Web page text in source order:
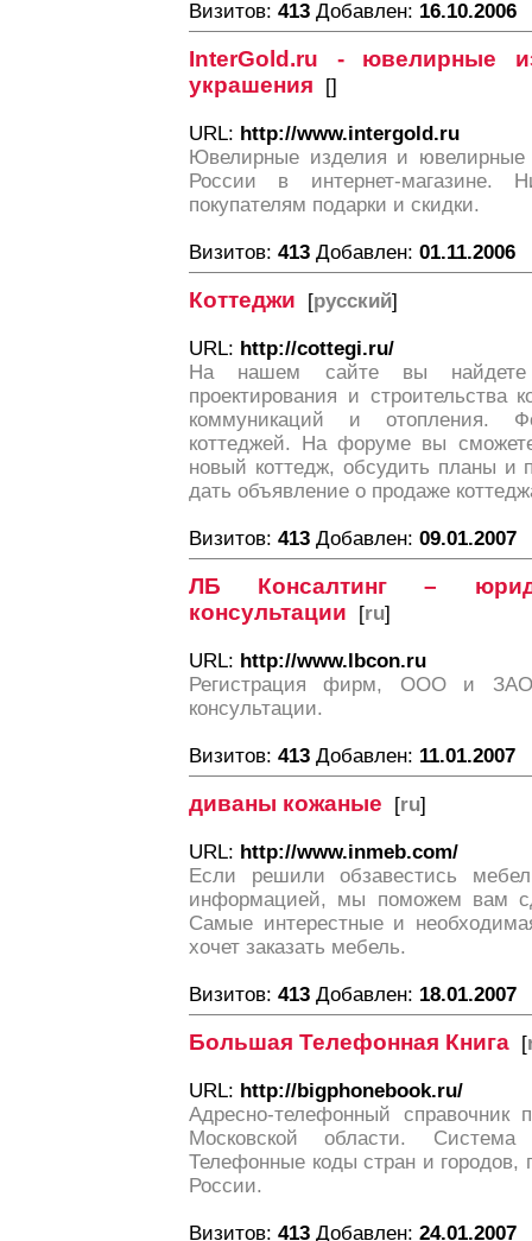
Визитов: 413 Добавлен: 16.10.2006
InterGold.ru - ювелирные
украшения []
URL: http://www.intergold.ru
Ювелирные изделия и ювелирные
России в интернет-магазине.
покупателям подарки и скидки.
Визитов: 413 Добавлен: 01.11.2006
Коттеджи [русский]
URL: http://cottegi.ru/
На нашем сайте вы
проектирования и строительства
коммуникаций и отопления.
коттеджей. На форуме вы
новый коттедж, обсудить планы и
дать объявление о продаже
Визитов: 413 Добавлен: 09.01.2007
ЛБ Консалтинг –
консультации [ru]
URL: http://www.lbcon.ru
Регистрация фирм, ООО и
консультации.
Визитов: 413 Добавлен: 11.01.2007
диваны кожаные [ru]
URL: http://www.inmeb.com/
Если решили обзавестись
информацией, мы поможем вам
Самые интерестные и
хочет заказать мебель.
Визитов: 413 Добавлен: 18.01.2007
Большая Телефонная Книга [
URL: http://bigphonebook.ru/
Адресно-телефонный справочник
Московской области.
Телефонные коды стран и
России.
Визитов: 413 Добавлен: 24.01.2007